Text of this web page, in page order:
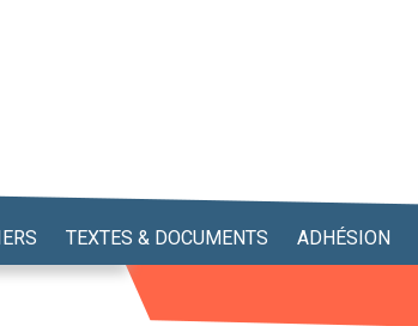
TEXTES & DOCUMENTS ADHÉSION